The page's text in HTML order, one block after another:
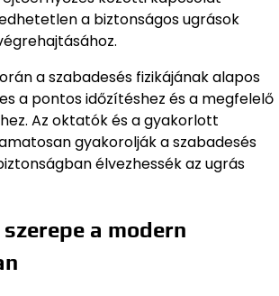
a biztonságos ugrások
a szabadesés fizikájának alapos
a pontos időzítéshez és a megfelelő
Az oktatók és a gyakorlott
gyakorolják a szabadesés
élvezhessék az ugrás
a modern